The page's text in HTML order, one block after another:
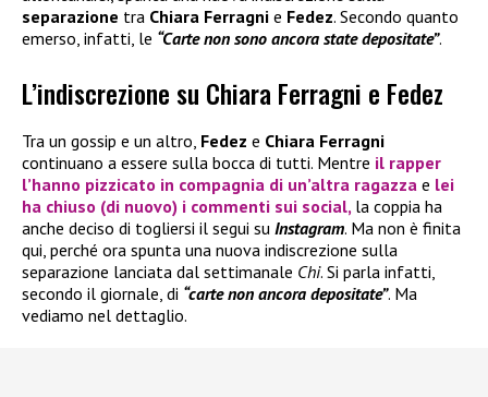
separazione tra Chiara Ferragni e Fedez. Secondo quanto
emerso, infatti, le “Carte non sono ancora state depositate”.
L’indiscrezione su Chiara Ferragni e Fedez
Tra un gossip e un altro, Fedez e Chiara Ferragni
continuano a essere sulla bocca di tutti. Mentre il rapper
l’hanno pizzicato in compagnia di un’altra ragazza e lei
ha chiuso (di nuovo) i commenti sui social, la coppia ha
anche deciso di togliersi il segui su Instagram. Ma non è finita
qui, perché ora spunta una nuova indiscrezione sulla
separazione lanciata dal settimanale Chi. Si parla infatti,
secondo il giornale, di “carte non ancora depositate”. Ma
vediamo nel dettaglio.